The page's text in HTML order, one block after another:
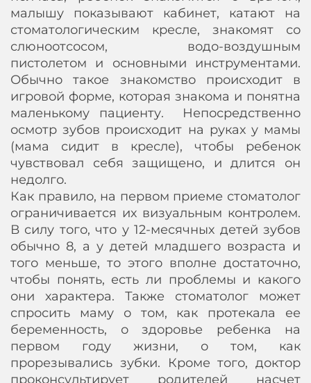
малышу показывают кабинет, катают на
стоматологическим кресле, знакомят со
слюноотсосом, водо-воздушным
пистолетом и основными инструментами.
Обычно такое знакомство происходит в
игровой форме, которая знакома и понятна
маленькому пациенту. Непосредственно
осмотр зубов происходит на руках у мамы
(мама сидит в кресле), чтобы ребенок
чувствовал себя защищено, и длится он
недолго.
Как правило, на первом приеме стоматолог
ограничивается их визуальным контролем.
В силу того, что у 12-месячных детей зубов
обычно 8, а у детей младшего возраста и
того меньше, то этого вполне достаточно,
чтобы понять, есть ли проблемы и какого
они характера. Также стоматолог может
спросить маму о том, как протекала ее
беременность, о здоровье ребенка на
первом году жизни, о том, как
прорезывались зубки. Кроме того, доктор
проконсультирует родителей насчет